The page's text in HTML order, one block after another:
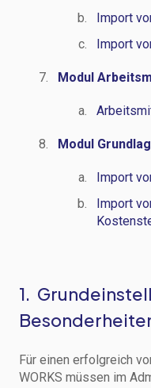
Import
Import
Modul
Modul
Import
Import
1.
Für einen erfolgreich
WORKS müssen im